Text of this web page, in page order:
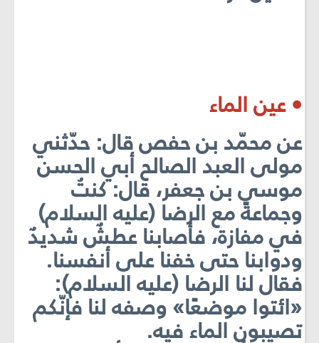
• عين الماء
عن محمّد بن حفص قال: حدّثني
مولى العبد الصالح أبي الحسن
موسى بن جعفر، قال: كنتُ
وجماعةً مع الرضا (عليه السلام)
في مفازة، فأصابنا عطشٌ شديدٌ
ودوابنا حتى خفنا على أنفسنا.
فقال لنا الرضا (عليه السلام):
«ائتوا موضعًا» وصفه لنا فإنّكم
تصيبون الماء فيه.